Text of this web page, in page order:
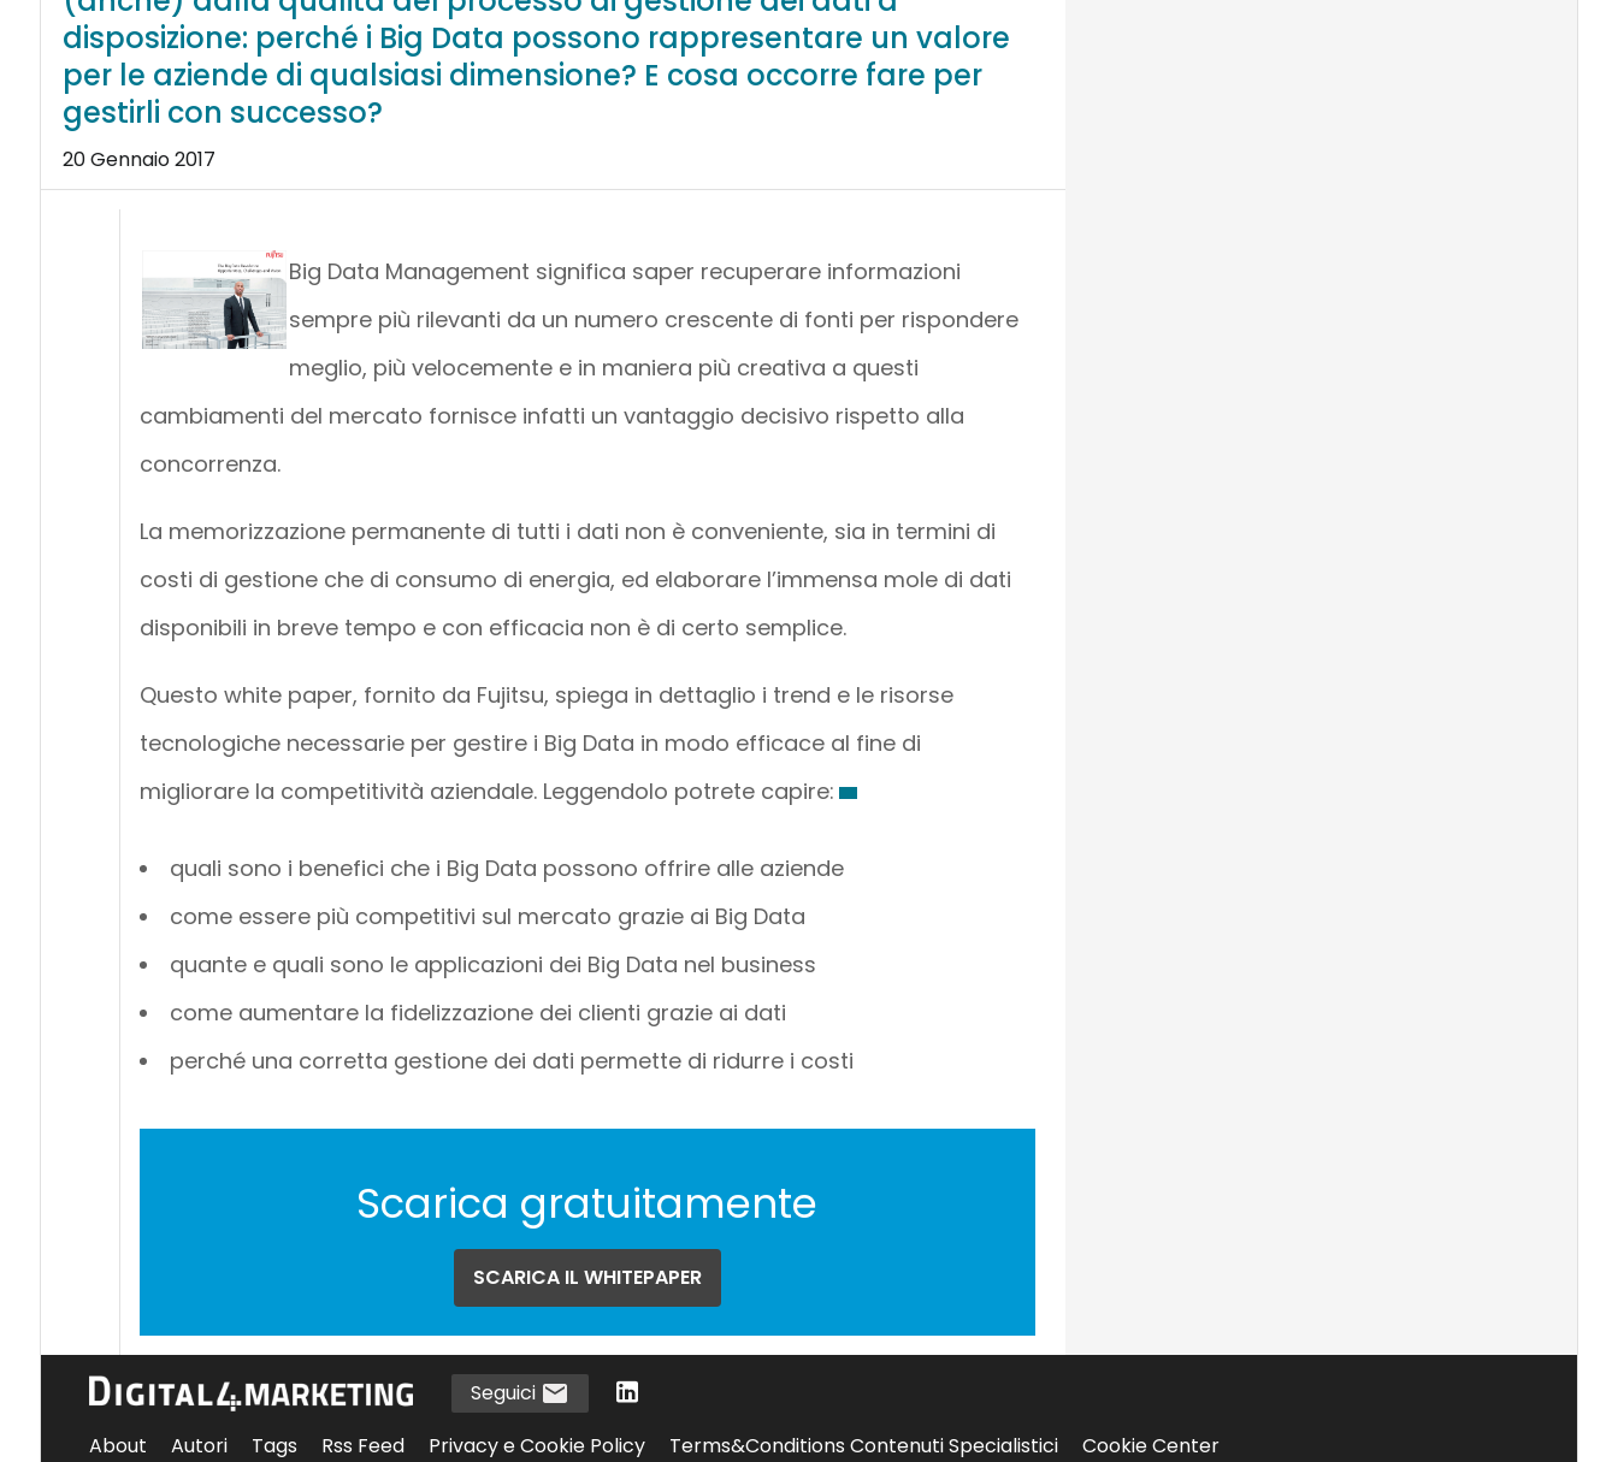
disposizione: perché i Big Data possono rappresentare un valore
per le aziende di qualsiasi dimensione? E cosa occorre fare per
gestirli con successo?
20 Gennaio 2017
Big Data Management significa saper recuperare informazioni
sempre più rilevanti da un numero crescente di fonti per rispondere
meglio, più velocemente e in maniera più creativa a questi
cambiamenti del mercato fornisce infatti un vantaggio decisivo rispetto alla
concorrenza.
La memorizzazione permanente di tutti i dati non è conveniente, sia in termini di
costi di gestione che di consumo di energia, ed elaborare l’immensa mole di dati
disponibili in breve tempo e con efficacia non è di certo semplice.
Questo white paper, fornito da Fujitsu, spiega in dettaglio i trend e le risorse
tecnologiche necessarie per gestire i Big Data in modo efficace al fine di
migliorare la competitività aziendale. Leggendolo potrete capire:
quali sono i benefici che i Big Data possono offrire alle aziende
come essere più competitivi sul mercato grazie ai Big Data
quante e quali sono le applicazioni dei Big Data nel business
come aumentare la fidelizzazione dei clienti grazie ai dati
perché una corretta gestione dei dati permette di ridurre i costi
Scarica gratuitamente
SCARICA IL WHITEPAPER
Seguici
About
Autori Tags Rss Feed Privacy e Cookie Policy Terms&Conditions Contenuti Specialistici Cookie Center